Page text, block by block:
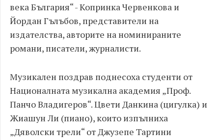
века България“ - Копринка Червенкова и
Йордан Гълъбов, представители на
издателства, авторите на номинираните
романи, писатели, журналисти.
Музикален поздрав поднесоха студенти от
Националната музикална академия „Проф.
Панчо Владигеров“. Цвети Данкина (цигулка) и
Жиашун Ли (пиано), които изпълниха
„Дяволски трели“ от Джузепе Тартини